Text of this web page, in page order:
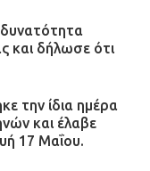
και δήλωσε ότι
την ίδια ημέρα
και έλαβε
17 Μαΐου.